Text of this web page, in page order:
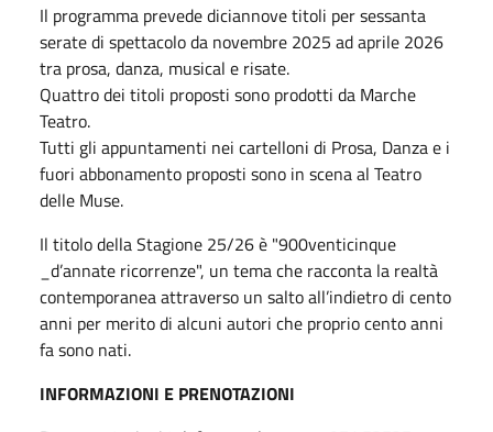
Il programma prevede diciannove titoli per sessanta
serate di spettacolo da novembre 2025 ad aprile 2026
tra prosa, danza, musical e risate.
Quattro dei titoli proposti sono prodotti da Marche
Teatro.
Tutti gli appuntamenti nei cartelloni di Prosa, Danza e i
fuori abbonamento proposti sono in scena al Teatro
delle Muse.
Il titolo della Stagione 25/26 è "900venticinque
_d’annate ricorrenze", un tema che racconta la realtà
contemporanea attraverso un salto all’indietro di cento
anni per merito di alcuni autori che proprio cento anni
fa sono nati.
INFORMAZIONI E PRENOTAZIONI